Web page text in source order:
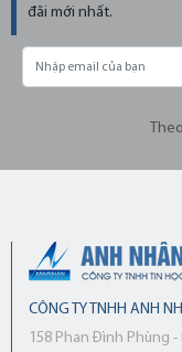
đãi mới nhất.
CÔNG TY TNHH ANH
158 Phan Đình Phùng -